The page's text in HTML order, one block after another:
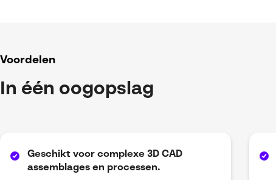
Voordelen
In één oogopslag
Geschikt voor complexe 3D CAD
assemblages en processen.